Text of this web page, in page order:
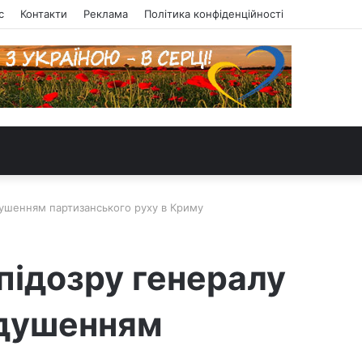
Контакти Реклама Політика конфіденційності
партизанського руху в Криму
генералу